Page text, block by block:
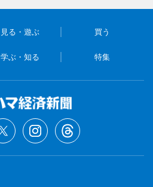
見る・遊ぶ 買う
学ぶ・知る 特集